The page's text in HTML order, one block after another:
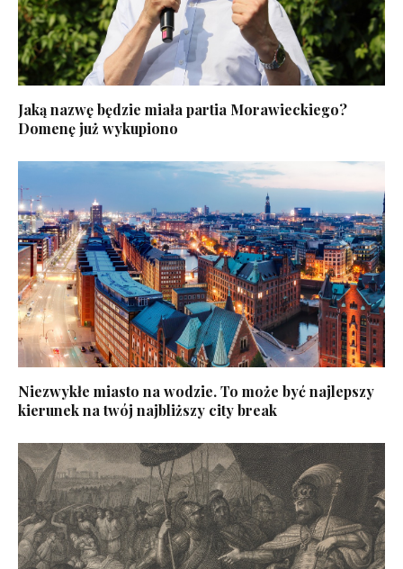
Jaką nazwę będzie miała partia Morawieckiego?
Domenę już wykupiono
Niezwykłe miasto na wodzie. To może być najlepszy
kierunek na twój najbliższy city break